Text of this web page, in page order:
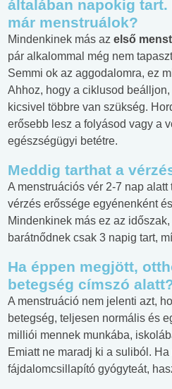
általában napokig
már menstruálok?
Mindenkinek más az első
pár alkalommal még nem
Semmi ok az aggodalomra, ez
Ahhoz, hogy a ciklusod
kicsivel többre van szükség.
erősebb lesz a folyásod vagy a
egészségügyi betétre.
Meddig tarthat a
A menstruációs vér 2-7 nap
vérzés erőssége egyénenként
Mindenkinek más ez az
barátnődnek csak 3 napig tart,
Ha éppen megjött,
betegség címszó
A menstruáció nem jelenti azt,
betegség, teljesen normális és
milliói mennek munkába,
Emiatt ne maradj ki a suliból. Ha
fájdalomcsillapító gyógyteát,